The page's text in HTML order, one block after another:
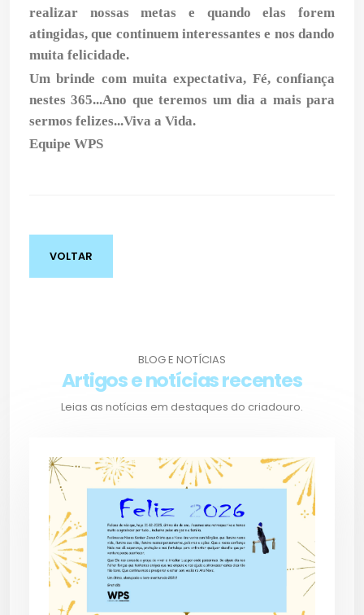
realizar nossas metas e quando elas forem
atingidas, que continuem interessantes e nos dando
muita felicidade.
Um brinde com muita expectativa, Fé, confiança
nestes 365...Ano que teremos um dia a mais para
sermos felizes...Viva a Vida.
Equipe WPS
VOLTAR
BLOG E NOTÍCIAS
Artigos e notícias recentes
Leias as notícias em destaques do criadouro.